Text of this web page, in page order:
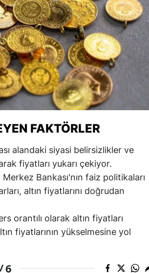
FAKTÖRLER
alandaki siyasi belirsizlikler ve
fiyatları yukarı çekiyor.
Merkez Bankası'nın faiz politikaları
altın fiyatlarını doğrudan
orantılı olarak altın fiyatları
fiyatlarının yükselmesine yol
6